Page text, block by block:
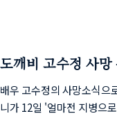
배우 고수정의 사망소식으
니가 12일 '얼마전 지병으